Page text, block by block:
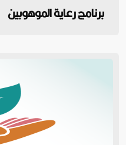
برنامج رعاية الموهوبين